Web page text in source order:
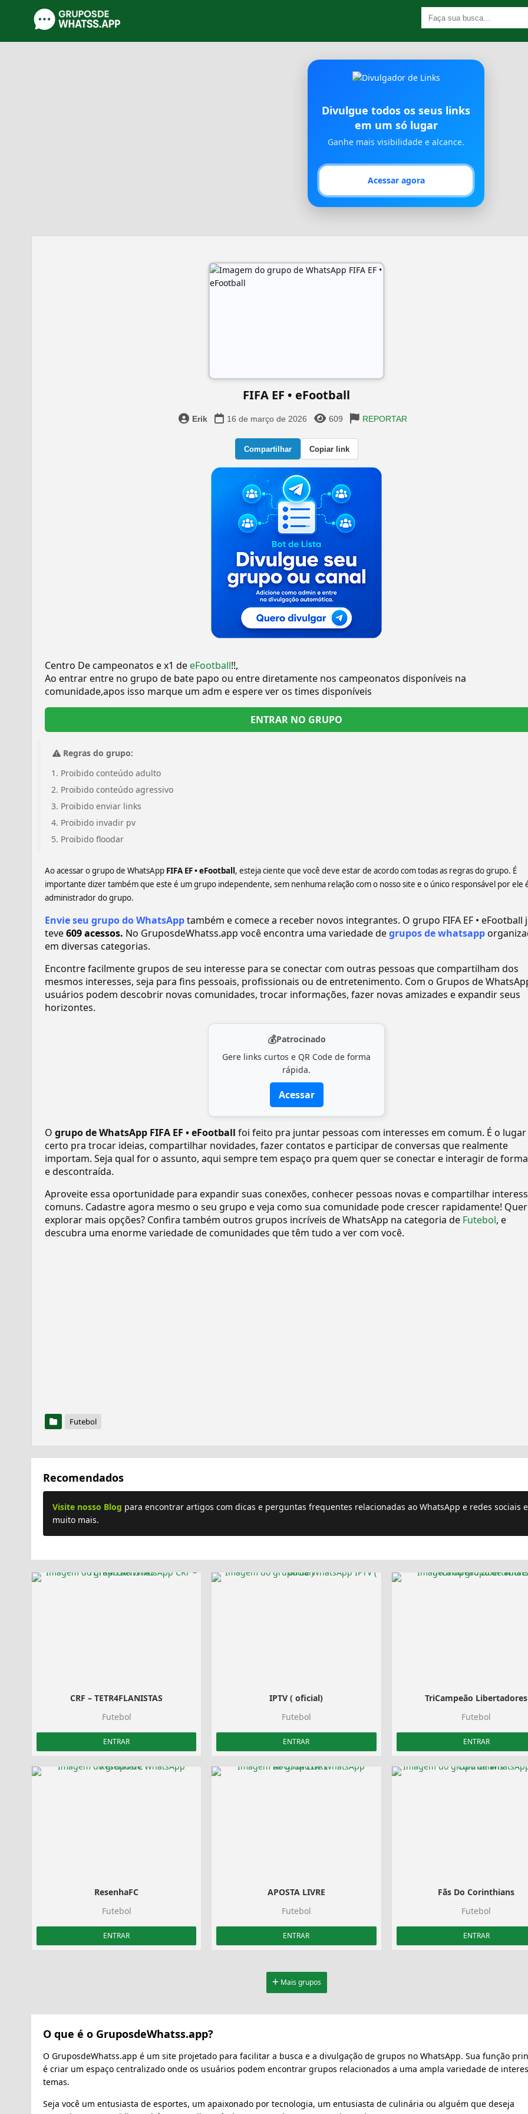
Divulgue todos os seus links
em um só lugar
Ganhe mais visibilidade e alcance.
Acessar agora
FIFA EF • eFootball
Erik 16 de março de 2026 609 REPORTAR
Compartilhar Copiar link
Centro De campeonatos e x1 de eFootball!!,
Ao entrar entre no grupo de bate papo ou entre diretamente nos campeonatos disponíveis na
comunidade,apos isso marque um adm e espere ver os times disponíveis
ENTRAR NO GRUPO
Regras do grupo:
Proibido conteúdo adulto
Proibido conteúdo agressivo
Proibido enviar links
Proibido invadir pv
Proibido floodar
Ao acessar o grupo de WhatsApp FIFA EF • eFootball, esteja ciente que você deve estar de acordo com todas as regras do grupo. É
importante dizer também que este é um grupo independente, sem nenhuma relação com o nosso site e o único responsável por ele
administrador do grupo.
Envie seu grupo do WhatsApptambém e comece a receber novos integrantes. O grupo FIFA EF • eFootball
teve609 acessos. No GruposdeWhatss.app você encontra uma variedade degrupos de whatsapp
em diversas categorias.
Encontre facilmente grupos de seu interesse para se conectar com outras pessoas que compartilham dos
mesmos interesses, seja para fins pessoais, profissionais ou de entretenimento. Com o Grupos de
usuários podem descobrir novas comunidades, trocar informações, fazer novas amizades e expandir seus
horizontes.
💰Patrocinado
Gere links curtos e QR Code de forma
rápida.
Acessar
O grupo de WhatsApp FIFA EF • eFootball foi feito pra juntar pessoas com interesses em comum. É o lugar
certo pra trocar ideias, compartilhar novidades, fazer contatos e participar de conversas que realmente
importam. Seja qual for o assunto, aqui sempre tem espaço pra quem quer se conectar e interagir de
e descontraída.
Aproveite essa oportunidade para expandir suas conexões, conhecer pessoas novas e compartilhar
comuns. Cadastre agora mesmo o seu grupo e veja como sua comunidade pode crescer rapidamente! Quer
explorar mais opções? Confira também outros grupos incríveis de WhatsApp na categoria de Futebol, e
descubra uma enorme variedade de comunidades que têm tudo a ver com você.
Futebol
Recomendados
Visite nosso Blog para encontrar artigos com dicas e perguntas frequentes relacionadas ao WhatsApp e redes sociais e
muito mais.
CRF – TETR4FLANISTAS
Futebol
ENTRAR
IPTV ( oficial)
Futebol
ENTRAR
TriCampeão Libertadores
Futebol
ENTRAR
ResenhaFC
Futebol
ENTRAR
APOSTA LIVRE
Futebol
ENTRAR
Fãs Do Corinthians
Futebol
ENTRAR
Mais grupos
O que é o GruposdeWhatss.app?
O GruposdeWhatss.app é um site projetado para facilitar a busca e a divulgação de grupos no WhatsApp. Sua função
é criar um espaço centralizado onde os usuários podem encontrar grupos relacionados a uma ampla variedade de
temas.
Seja você um entusiasta de esportes, um apaixonado por tecnologia, um entusiasta de culinária ou alguém que deseja